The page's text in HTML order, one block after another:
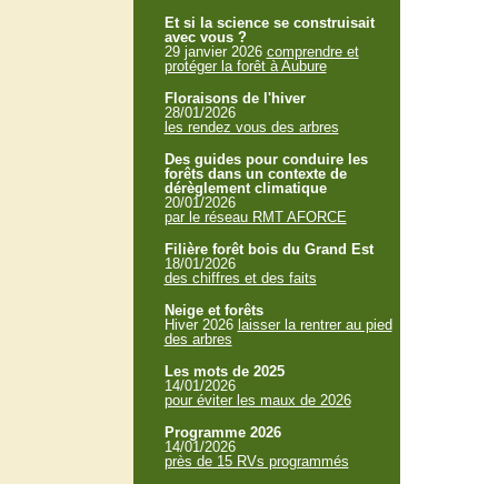
Et si la science se construisait
avec vous ?
29 janvier 2026 comprendre et
protéger la forêt à Aubure
Floraisons de l'hiver
28/01/2026
les rendez vous des arbres
Des guides pour conduire les
forêts dans un contexte de
dérèglement climatique
20/01/2026
par le réseau RMT AFORCE
Filière forêt bois du Grand Est
18/01/2026
des chiffres et des faits
Neige et forêts
Hiver 2026 laisser la rentrer au pied
des arbres
Les mots de 2025
14/01/2026
pour éviter les maux de 2026
Programme 2026
14/01/2026
près de 15 RVs programmés